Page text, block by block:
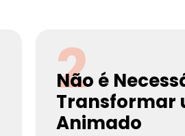
2
Não é
Transformar
Animado